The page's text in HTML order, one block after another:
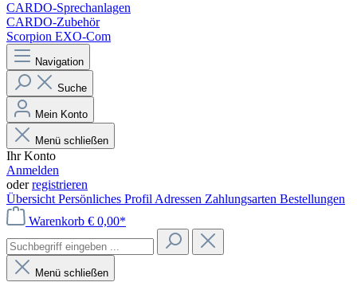
CARDO-Sprechanlagen
CARDO-Zubehör
Scorpion EXO-Com
Navigation
Suche
Mein Konto
Menü schließen
Ihr Konto
Anmelden
oderregistrieren
Übersicht Persönliches Profil Adressen Zahlungsarten Bestellungen
Warenkorb € 0,00*
Menü schließen